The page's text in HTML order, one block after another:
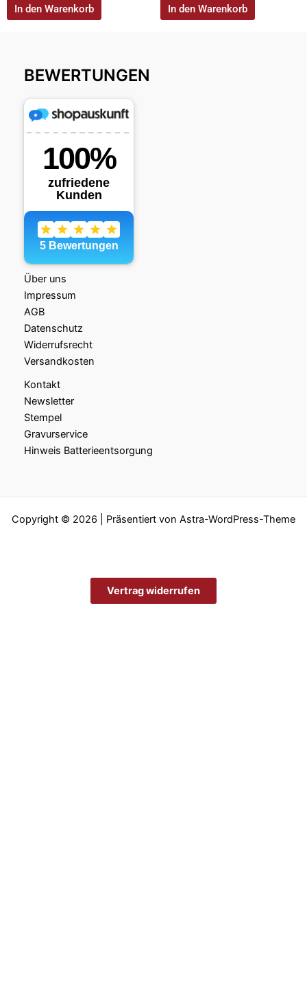
In den Warenkorb In den Warenkorb
BEWERTUNGEN
Über uns
Impressum
AGB
Datenschutz
Widerrufsrecht
Versandkosten
Kontakt
Newsletter
Stempel
Gravurservice
Hinweis Batterieentsorgung
Copyright © 2026 | Präsentiert von Astra-WordPress-Theme
Vertrag widerrufen